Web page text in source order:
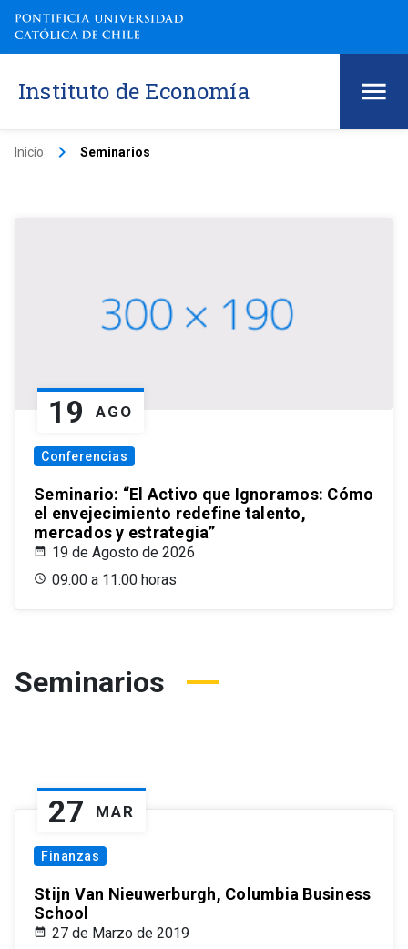
Instituto de Economía
Inicio keyboard_arrow_right Seminarios
19 AGO
Conferencias
Seminario: “El Activo que Ignoramos: Cómo
el envejecimiento redefine talento,
mercados y estrategia”
19 de Agosto de 2026
09:00 a 11:00 horas
Seminarios
27 MAR
Finanzas
Stijn Van Nieuwerburgh, Columbia Business
School
27 de Marzo de 2019